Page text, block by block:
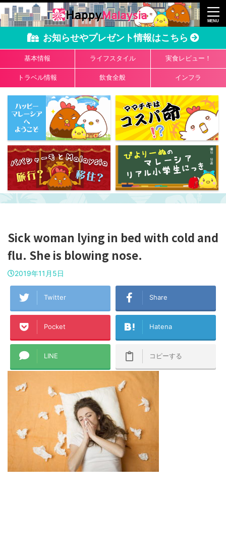
お知らせやプレゼント情報はこちら
基本情報 ライフスタイル 実食レビュー！
トラベル情報 飲食全般 インフラ
Sick woman lying in bed with cold and
flu. She is blowing nose.
2019年11月5日
Twitter Share
Pocket Hatena
LINE コピーする